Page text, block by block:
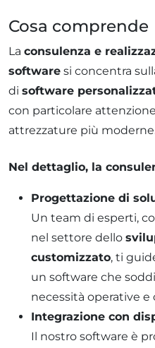
Cosa comprende
La consulenza e
software si concentra
di software
con particolare
attrezzature più
Nel dettaglio, la
Progettazione di
Un team di esperti,
nel settore dello
customizzato, ti
un software che
necessità operative e
Integrazione con
Il nostro software è